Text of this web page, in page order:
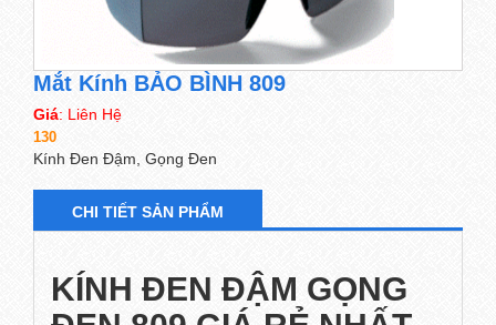
Mắt Kính BẢO BÌNH 809
Giá: Liên Hệ
130
Kính Đen Đậm, Gọng Đen
CHI TIẾT SẢN PHẨM
KÍNH ĐEN ĐẬM GỌNG